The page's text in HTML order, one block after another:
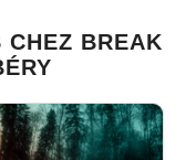
CHEZ BREAK